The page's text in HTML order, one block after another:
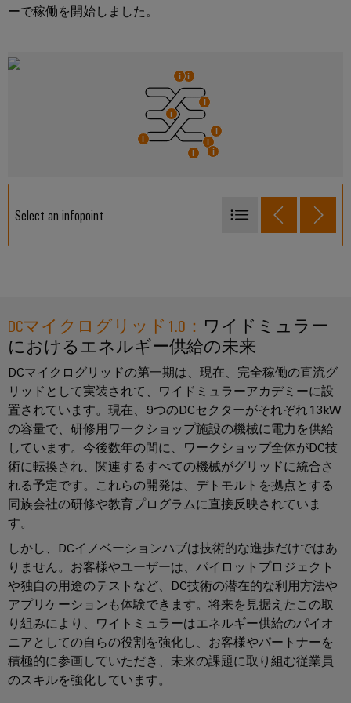
（ESS）
品
水
ル
ギ
ー
行
を
支
え
る
キ
ー
テ
ク
ノ
ジ
ー：
水
素
機
械
機
械
設
シ
ト
メ
ー
シ
エ
ネ
ル
ギ
ー
管
理
ソ
リ
ュ
シ
ョ
ン
IIoT&
オ
ー
ト
ュ
ス
ー
ト
信
号
変
換
器
（ア
イ
ソ
レ
タ）
と
測
定
用
ト
ラ
ン
リ
タ
と
交
換
部
品
ト
レ
ー
ニ
グ
コ
ー
ス
と
ウ
ェ
ビ
ト
ュ
IIoT
と
自
動
化
の
パ
ー
ト
ナ
ネ
ッ
ト
ワ
ー
ク
IIoT
ーで稼働を開始しました。
Select an infopoint
電源
OMNIMATE®端子台およびプラグインコネクタ
メディアコンバータとプロトコルゲートウェイ
RockStar®角型コネクタ
接続技術 – Klippon® コネクト端子台
労働環境とアクセサリ
リレーモジュールとソリッドステートリレー
DCマイクログリッド1.0： ワイドミュラー
におけるエネルギー供給の未来
DCマイクログリッドの第一期は、現在、完全稼働の直流グ
リッドとして実装されて、ワイドミュラーアカデミーに設
置されています。現在、9つのDCセクターがそれぞれ13kW
の容量で、研修用ワークショップ施設の機械に電力を供給
しています。今後数年の間に、ワークショップ全体がDC技
術に転換され、関連するすべての機械がグリッドに統合さ
れる予定です。これらの開発は、デトモルトを拠点とする
同族会社の研修や教育プログラムに直接反映されていま
す。
しかし、DCイノベーションハブは技術的な進歩だけではあ
りません。お客様やユーザーは、パイロットプロジェクト
や独自の用途のテストなど、DC技術の潜在的な利用方法や
アプリケーションも体験できます。将来を見据えたこの取
り組みにより、ワイトミュラーはエネルギー供給のパイオ
ニアとしての自らの役割を強化し、お客様やパートナーを
積極的に参画していただき、未来の課題に取り組む従業員
のスキルを強化しています。